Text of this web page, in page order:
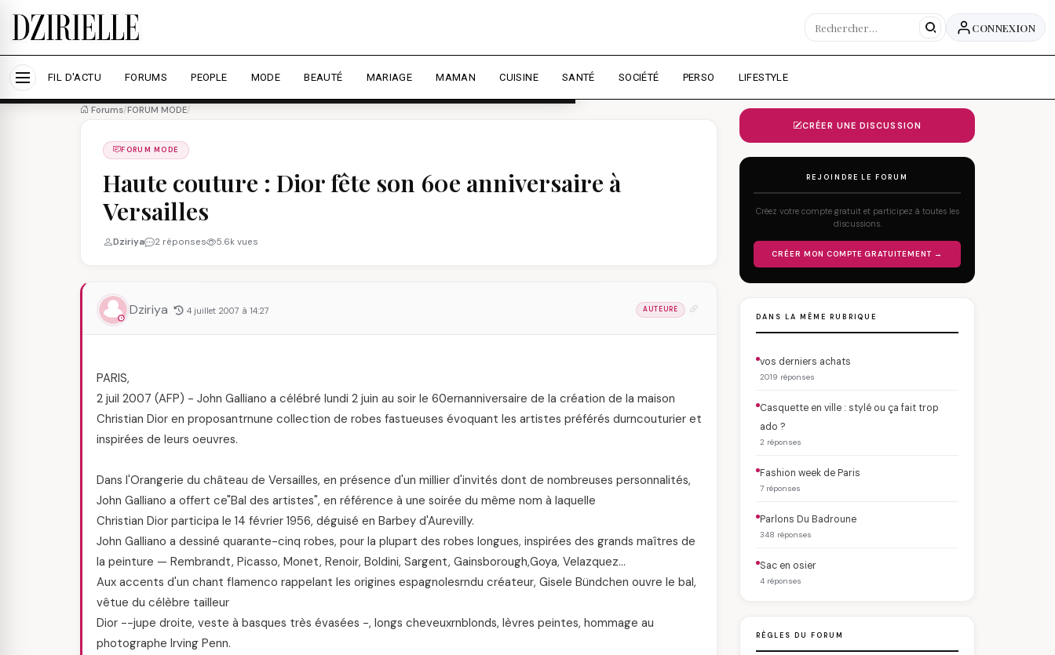
Nous utilisons des cookies pour améliorer votre expérience et mesurer l'audience.
Accepter tout Personnaliser
CONNEXION
FIL D'ACTU FORUMS PEOPLE MODE BEAUTÉ MARIAGE MAMAN CUISINE SANTÉ SOCIÉTÉ PERSO LIFESTYLE
Forums/FORUM MODE/
FORUM MODE
Haute couture : Dior fête son 60e anniversaire à
Versailles
Dziriya 2 réponses 5.6k vues
Dziriya 4 juillet 2007 à 14:27 AUTEURE
PARIS,
2 juil 2007 (AFP) - John Galliano a célébré lundi 2 juin au soir le 60ernanniversaire de la création de la maison
Christian Dior en proposantrnune collection de robes fastueuses évoquant les artistes préférés durncouturier et
inspirées de leurs oeuvres.
Dans l'Orangerie du château de Versailles, en présence d'un millier d'invités dont de nombreuses personnalités,
John Galliano a offert ce"Bal des artistes", en référence à une soirée du même nom à laquelle
Christian Dior participa le 14 février 1956, déguisé en Barbey d'Aurevilly.
John Galliano a dessiné quarante-cinq robes, pour la plupart des robes longues, inspirées des grands maîtres de
la peinture — Rembrandt, Picasso, Monet, Renoir, Boldini, Sargent, Gainsborough,Goya, Velazquez…
Aux accents d'un chant flamenco rappelant les origines espagnolesrndu créateur, Gisele Bündchen ouvre le bal,
vêtue du célèbre tailleur
Dior --jupe droite, veste à basques très évasées -, longs cheveuxrnblonds, lèvres peintes, hommage au
photographe Irving Penn.
CRÉER UNE DISCUSSION
REJOINDRE LE FORUM
Créez votre compte gratuit et participez à toutes les
discussions.
CRÉER MON COMPTE GRATUITEMENT →
DANS LA MÊME RUBRIQUE
vos derniers achats
2019 réponses
Casquette en ville : stylé ou ça fait trop
ado ?
2 réponses
Fashion week de Paris
7 réponses
Parlons Du Badroune
348 réponses
Sac en osier
4 réponses
RÈGLES DU FORUM